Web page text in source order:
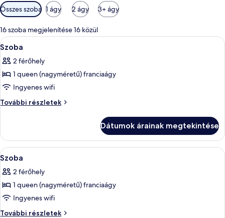
Szobákhoz
rendelkezésre
álló
szűrők
Összes szoba 1 ágy 2 ágy 3+ ágy
16 szoba megjelenítése 16 közül
A
következő
szoba
összes
képének
megtekintése:
Egy szállodai szoba, amelyben
2
Szoba
2 férőhely
1 queen (nagyméretű) franciaágy
Ingyenes wifi
További részletek
Szoba
Dátumok árainak megtekintése
A
következő
szoba
összes
képének
megtekintése:
Prémium ágynemű, pehelypaplan,
5
Szoba
2 férőhely
1 queen (nagyméretű) franciaágy
Ingyenes wifi
További részletek
Szoba